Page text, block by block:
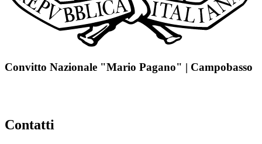
Convitto Nazionale "Mario Pagano" | Campobasso
Contatti